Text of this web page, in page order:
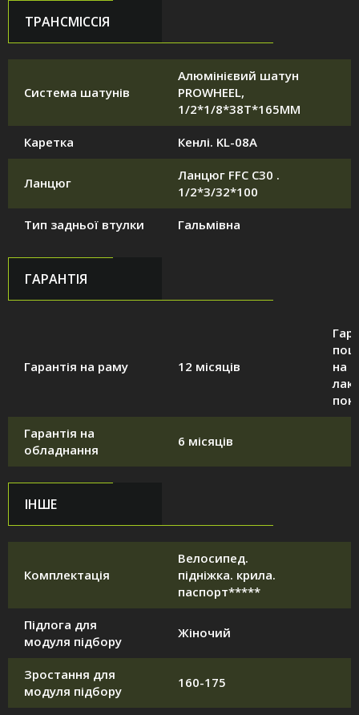
ТРАНСМІССІЯ
Система шатунів
Алюмінієвий шатун
PROWHEEL,
1/2*1/8*38T*165MM
Каретка Кенлі. KL-08A
Ланцюг
Ланцюг FFC C30 .
1/2*3/32*100
Тип задньої втулки Гальмівна
ГАРАНТІЯ
Гарантія на раму 12 місяців
на
Гарантія на
обладнання
6 місяців
ІНШЕ
Комплектація
Велосипед.
підніжка. крила.
паспорт*****
Підлога для
модуля підбору
Жіночий
Зростання для
модуля підбору
160-175